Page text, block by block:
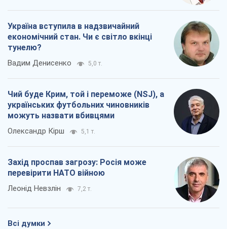
Україна вступила в надзвичайний
економічний стан. Чи є світло вкінці
тунелю?
Вадим Денисенко 5,0 т.
Чий буде Крим, той і переможе (NSJ), а
українських футбольних чиновників
можуть назвати вбивцями
Олександр Кірш 5,1 т.
Захід проспав загрозу: Росія може
перевірити НАТО війною
Леонід Невзлін 7,2 т.
Всі думки